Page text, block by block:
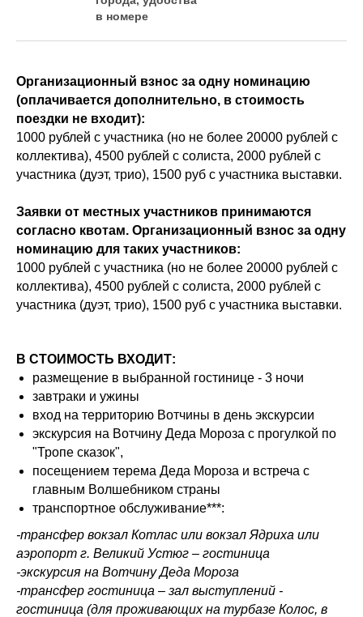
в номере
Организационный взнос за одну номинацию
(оплачивается дополнительно, в стоимость
поездки не входит):
1000 рублей с участника (но не более 20000 рублей с
коллектива), 4500 рублей с солиста, 2000 рублей с
участника (дуэт, трио), 1500 руб с участника выставки.
Заявки от местных участников принимаются
согласно квотам. Организационный взнос за одну
номинацию для таких участников:
1000 рублей с участника (но не более 20000 рублей с
коллектива), 4500 рублей с солиста, 2000 рублей с
участника (дуэт, трио), 1500 руб с участника выставки.
В СТОИМОСТЬ ВХОДИТ:
размещение в выбранной гостинице - 3 ночи
завтраки и ужины
вход на территорию Вотчины в день экскурсии
экскурсия на Вотчину Деда Мороза с прогулкой по
"Тропе сказок",
посещением терема Деда Мороза и встреча с
главным Волшебником страны
транспортное обслуживание***:
-трансфер вокзал Котлас или вокзал Ядриха или
аэропорт г. Великий Устюг – гостиница
-экскурсия на Вотчину Деда Мороза
-трансфер гостиница – зал выступлений -
гостиница (для проживающих на турбазе Колос, в